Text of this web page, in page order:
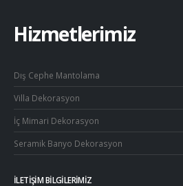
Hizmetlerimiz
Dış Cephe Mantolama
Villa Dekorasyon
İç Mimari Dekorasyon
Seramik Banyo Dekorasyon
İLETIŞIM BILGILERIMIZ